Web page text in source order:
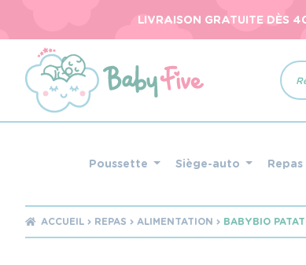
LIVRAISON GRATUITE DÈS
de
Poussette Siège-auto Repas
ACCUEIL REPAS ALIMENTATION BABYBIO